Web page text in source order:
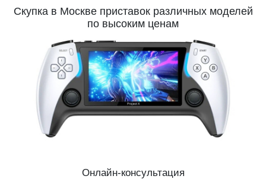
Скупка в Москве приставок различных моделей
по высоким ценам
Онлайн-консультация